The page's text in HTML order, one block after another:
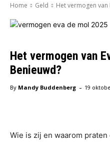
Home Geld Het vermogen van
Het vermogen van
Benieuwd?
By Mandy Buddenberg - 19
Wie is zij en waarom